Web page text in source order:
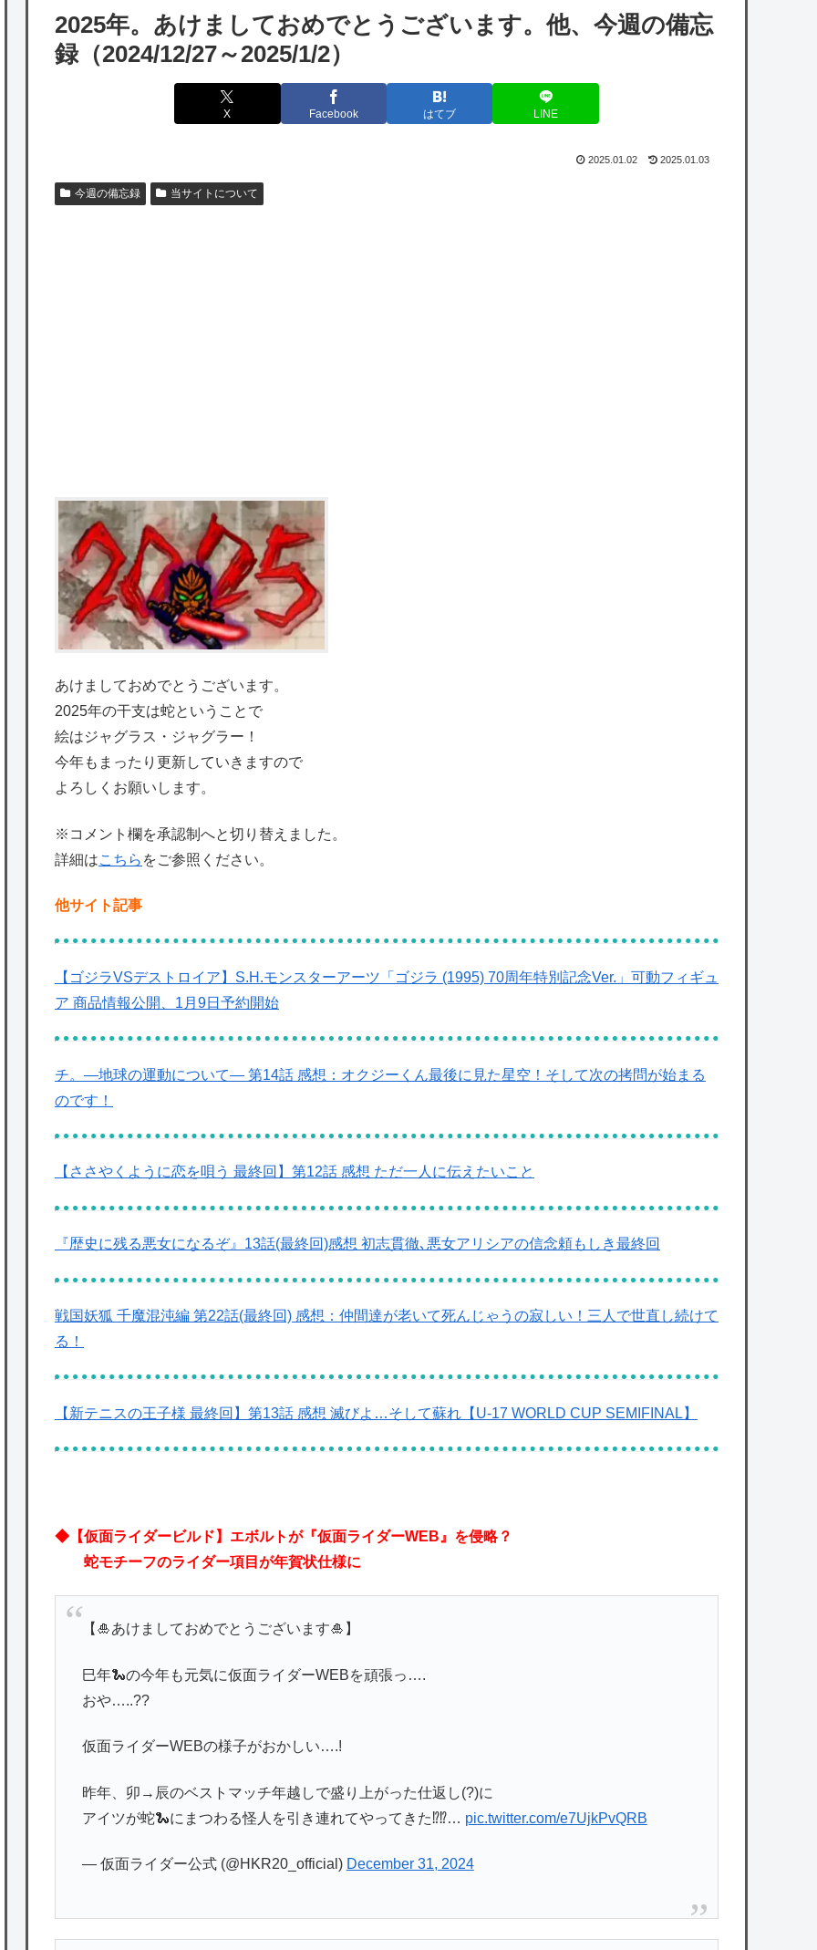
のは韓国人である理由がこちら…」→「日本
も感謝してるらしい…（ﾌﾞﾙﾌﾞﾙ」＝韓国の反
海外「日本よ、お前がナンバーワンだ」 熊
衝撃
別課題消化時は別として
Powered by livedoor 相互RSS
E5甲はウイニングランって聞いたんだけど
【艦これ】バニ黒潮親潮 他
だろうね
4000円の湘南の家からYouTube更新。激痩せ
2025年。あけましておめでとうございます。他、今週の備忘
録（2024/12/27～2025/1/2）
X Facebook はてブ LINE
2025.01.02 2025.01.03
今週の備忘録 当サイトについて
あけましておめでとうございます。
2025年の干支は蛇ということで
絵はジャグラス・ジャグラー！
今年もまったり更新していきますので
よろしくお願いします。
※コメント欄を承認制へと切り替えました。
詳細はこちら をご参照ください。
他サイト記事
【ゴジラVSデストロイア】S.H.モンスターアーツ「ゴジラ (1995) 70周年特別記念Ver.」可動フィギュ
ア 商品情報公開、1月9日予約開始
チ。―地球の運動について― 第14話 感想：オクジーくん最後に見た星空！そして次の拷問が始まる
のです！
【ささやくように恋を唄う 最終回】第12話 感想 ただ一人に伝えたいこと
『歴史に残る悪女になるぞ』13話(最終回)感想 初志貫徹､悪女アリシアの信念頼もしき最終回
戦国妖狐 千魔混沌編 第22話(最終回) 感想：仲間達が老いて死んじゃうの寂しい！三人で世直し続けて
る！
【新テニスの王子様 最終回】第13話 感想 滅びよ…そして蘇れ【U-17 WORLD CUP SEMIFINAL】
◆【仮面ライダービルド】エボルトが『仮面ライダーWEB』を侵略？
蛇モチーフのライダー項目が年賀状仕様に
【🎍あけましておめでとうございます🎍】
巳年🐍の今年も元気に仮面ライダーWEBを頑張っ….
おや…..??
仮面ライダーWEBの様子がおかしい….!
昨年、卯→辰のベストマッチ年越しで盛り上がった仕返し(?)に
アイツが蛇🐍にまつわる怪人を引き連れてやってきた⁉️⁉️… pic.twitter.com/e7UjkPvQRB
— 仮面ライダー公式 (@HKR20_official) December 31, 2024